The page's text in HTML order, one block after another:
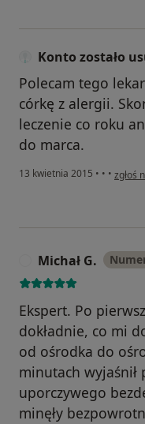
Konto zostało
Polecam tego
córkę z alergii.
leczenie co roku
do marca.
13 kwietnia 2015 • • • w
zgłoś
Michał G.
Ekspert. Po
dokładnie, co mi
od ośrodka do
minutach wyjaśnił
uporczywego
minęły